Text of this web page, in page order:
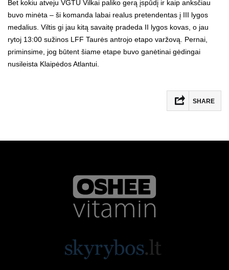
Bet kokiu atveju VGTU Vilkai paliko gerą įspūdį ir kaip anksčiau
buvo minėta – ši komanda labai realus pretendentas į III lygos
medalius. Viltis gi jau kitą savaitę pradeda II lygos kovas, o jau
rytoj 13:00 sužinos LFF Taurės antrojo etapo varžovą. Pernai,
priminsime, jog būtent šiame etape buvo ganėtinai gėdingai
nusileista Klaipėdos Atlantui.
SHARE